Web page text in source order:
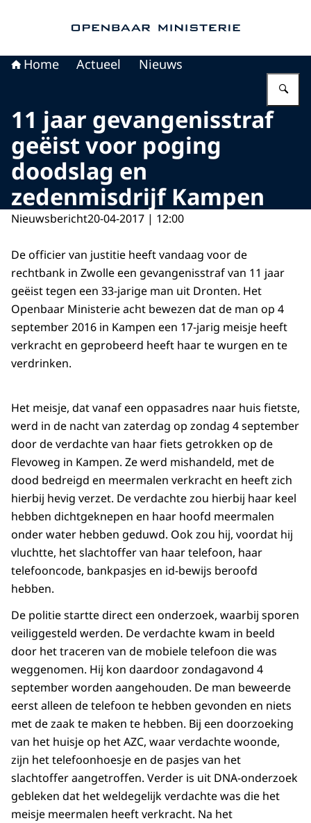
Home Actueel Nieuws
11 jaar gevangenisstraf
geëist voor poging
doodslag en
zedenmisdrijf Kampen
Nieuwsbericht20-04-2017 | 12:00
De officier van justitie heeft vandaag voor de
rechtbank in Zwolle een gevangenisstraf van 11 jaar
geëist tegen een 33-jarige man uit Dronten. Het
Openbaar Ministerie acht bewezen dat de man op 4
september 2016 in Kampen een 17-jarig meisje heeft
verkracht en geprobeerd heeft haar te wurgen en te
verdrinken.
Het meisje, dat vanaf een oppasadres naar huis fietste,
werd in de nacht van zaterdag op zondag 4 september
door de verdachte van haar fiets getrokken op de
Flevoweg in Kampen. Ze werd mishandeld, met de
dood bedreigd en meermalen verkracht en heeft zich
hierbij hevig verzet. De verdachte zou hierbij haar keel
hebben dichtgeknepen en haar hoofd meermalen
onder water hebben geduwd. Ook zou hij, voordat hij
vluchtte, het slachtoffer van haar telefoon, haar
telefooncode, bankpasjes en id-bewijs beroofd
hebben.
De politie startte direct een onderzoek, waarbij sporen
veiliggesteld werden. De verdachte kwam in beeld
door het traceren van de mobiele telefoon die was
weggenomen. Hij kon daardoor zondagavond 4
september worden aangehouden. De man beweerde
eerst alleen de telefoon te hebben gevonden en niets
met de zaak te maken te hebben. Bij een doorzoeking
van het huisje op het AZC, waar verdachte woonde,
zijn het telefoonhoesje en de pasjes van het
slachtoffer aangetroffen. Verder is uit DNA-onderzoek
gebleken dat het weldegelijk verdachte was die het
meisje meermalen heeft verkracht. Na het